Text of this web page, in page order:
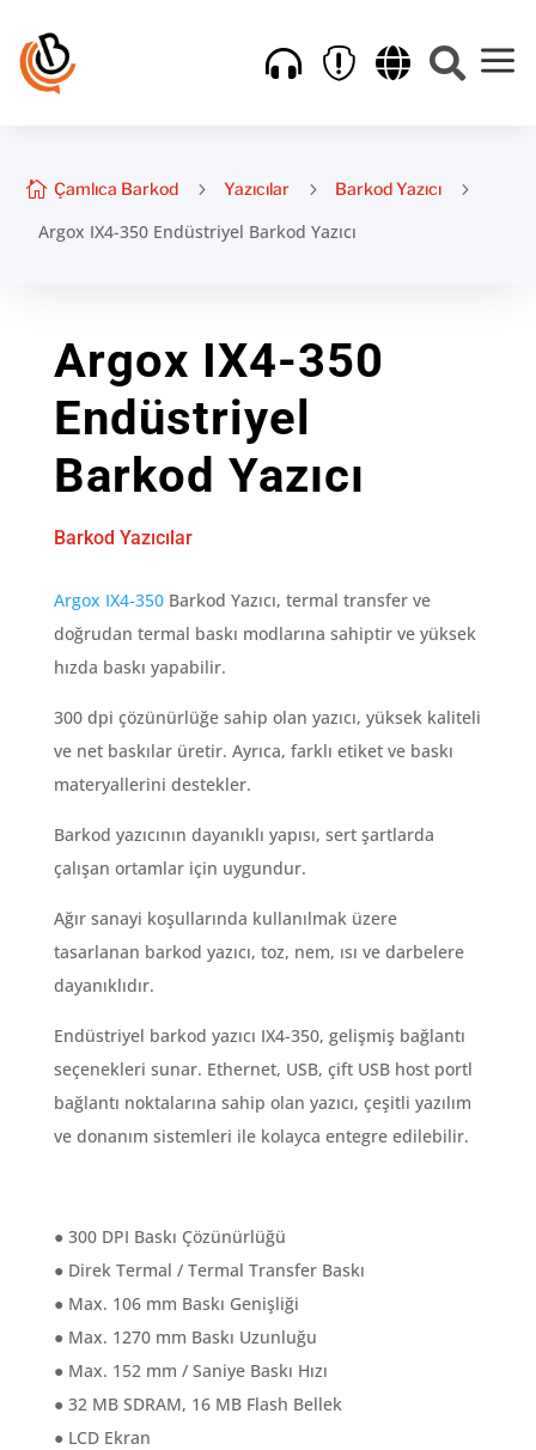
    a
 Çamlıca Barkod 5 Yazıcılar 5 Barkod Yazıcı 5
Argox IX4-350 Endüstriyel Barkod Yazıcı
Argox IX4-350
Endüstriyel
Barkod Yazıcı
Barkod Yazıcılar
​Argox IX4-350Barkod Yazıcı, termal transfer ve
doğrudan termal baskı modlarına sahiptir ve yüksek
hızda baskı yapabilir.
300 dpi çözünürlüğe sahip olan yazıcı, yüksek kaliteli
ve net baskılar üretir. Ayrıca, farklı etiket ve baskı
materyallerini destekler.
Barkod yazıcının dayanıklı yapısı, sert şartlarda
çalışan ortamlar için uygundur.
Ağır sanayi koşullarında kullanılmak üzere
tasarlanan barkod yazıcı, toz, nem, ısı ve darbelere
dayanıklıdır.
Endüstriyel barkod yazıcı IX4-350, gelişmiş bağlantı
seçenekleri sunar. Ethernet, USB, çift USB host portl
bağlantı noktalarına sahip olan yazıcı, çeşitli yazılım
ve donanım sistemleri ile kolayca entegre edilebilir.
● 300 DPI Baskı Çözünürlüğü
● Direk Termal / Termal Transfer Baskı
● Max. 106 mm Baskı Genişliği
● Max. 1270 mm Baskı Uzunluğu
● Max. 152 mm / Saniye Baskı Hızı
● 32 MB SDRAM, 16 MB Flash Bellek
● LCD Ekran